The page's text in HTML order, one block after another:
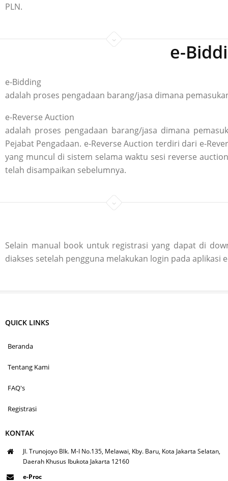
PLN.
e-
e-Bidding
adalah proses pengadaan barang/jasa dimana
e-Reverse Auction
adalah proses pengadaan barang/jasa dimana
Pejabat Pengadaan. e-Reverse Auction terdiri dari e-
yang muncul di sistem selama waktu sesi reverse
telah disampaikan sebelumnya.
Selain manual book untuk registrasi yang dapat di
diakses setelah pengguna melakukan login pada aplikasi
QUICK LINKS
Beranda
Tentang Kami
FAQ's
Registrasi
KONTAK
Jl. Trunojoyo Blk. M-I No.135, Melawai, Kby. Baru, Kota Jakarta Selatan,
Daerah Khusus Ibukota Jakarta 12160
e-Proc